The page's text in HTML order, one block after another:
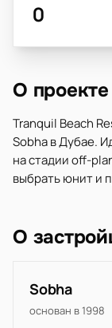
0
О проекте
Tranquil Beach
Sobha в Дубае.
на стадии off-
выбрать юнит и
О
Sobha
основан в 1998